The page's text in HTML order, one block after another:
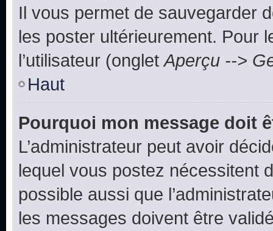
Il vous permet de sauvegarder
les poster ultérieurement. Pour
l’utilisateur (ongletAperçu -->
Haut
Pourquoi mon message doit
L’administrateur peut avoir
lequel vous postez nécessitent
possible aussi que
les messages doivent être